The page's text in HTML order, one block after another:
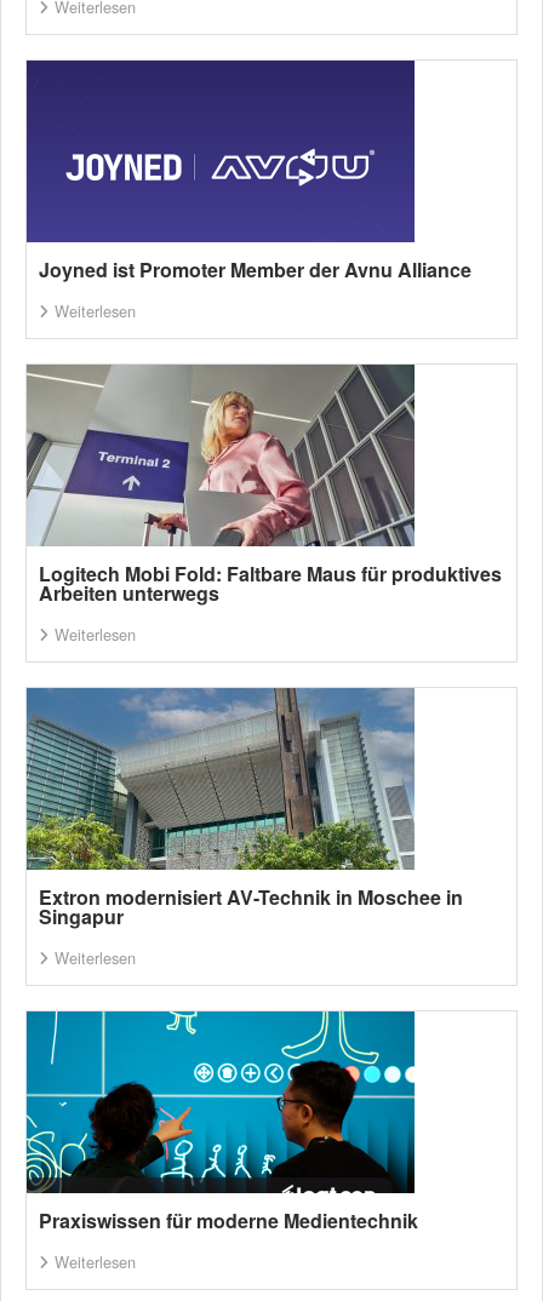
Weiterlesen
Joyned ist Promoter Member der Avnu Alliance
Weiterlesen
Logitech Mobi Fold: Faltbare Maus für produktives
Arbeiten unterwegs
Weiterlesen
Extron modernisiert AV-Technik in Moschee in
Singapur
Weiterlesen
Praxiswissen für moderne Medientechnik
Weiterlesen